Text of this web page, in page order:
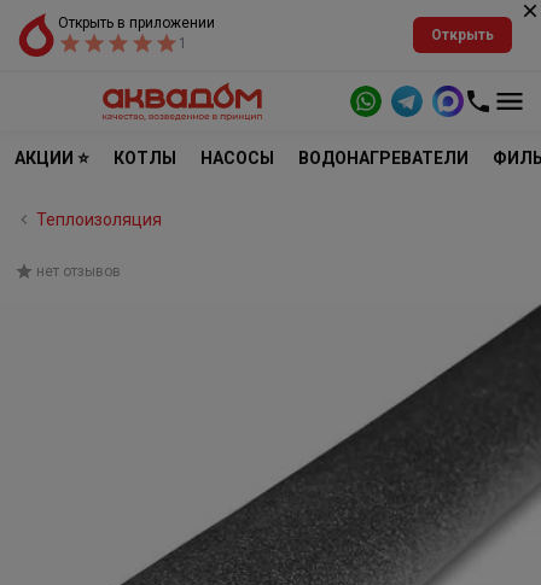
Открыть в приложении
1
Открыть
АКЦИИ ⭐ КОТЛЫ НАСОСЫ ВОДОНАГРЕВАТЕЛИ
Теплоизоляция
нет отзывов